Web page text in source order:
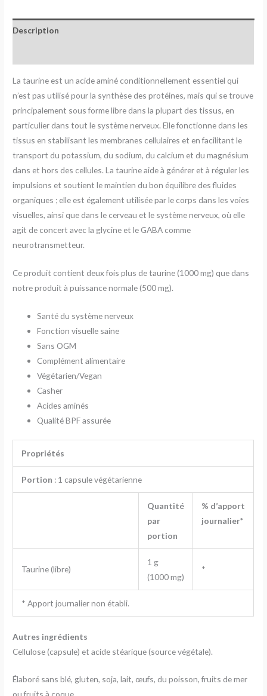
Description
La taurine est un acide aminé conditionnellement essentiel qui
n’est pas utilisé pour la synthèse des protéines, mais qui se trouve
principalement sous forme libre dans la plupart des tissus, en
particulier dans tout le système nerveux. Elle fonctionne dans les
tissus en stabilisant les membranes cellulaires et en facilitant le
transport du potassium, du sodium, du calcium et du magnésium
dans et hors des cellules. La taurine aide à générer et à réguler les
impulsions et soutient le maintien du bon équilibre des fluides
organiques ; elle est également utilisée par le corps dans les voies
visuelles, ainsi que dans le cerveau et le système nerveux, où elle
agit de concert avec la glycine et le GABA comme
neurotransmetteur.
Ce produit contient deux fois plus de taurine (1000 mg) que dans
notre produit à puissance normale (500 mg).
Santé du système nerveux
Fonction visuelle saine
Sans OGM
Complément alimentaire
Végétarien/Vegan
Casher
Acides aminés
Qualité BPF assurée
Propriétés
Portion : 1 capsule végétarienne
Quantité
par
portion
% d’apport
journalier*
Taurine (libre)
1 g
(1000 mg)
*
* Apport journalier non établi.
Autres ingrédients
Cellulose (capsule) et acide stéarique (source végétale).
Élaboré sans blé, gluten, soja, lait, œufs, du poisson, fruits de mer